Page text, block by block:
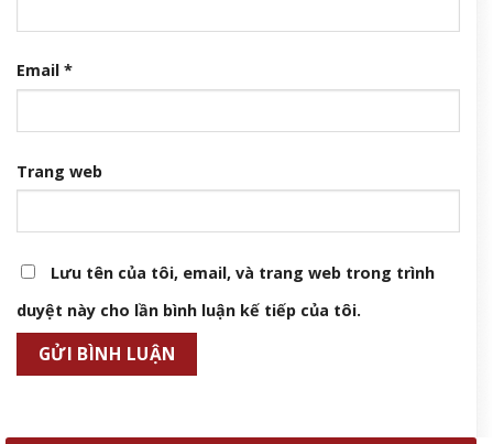
Email *
Trang web
Lưu tên của tôi, email, và trang web trong trình
duyệt này cho lần bình luận kế tiếp của tôi.